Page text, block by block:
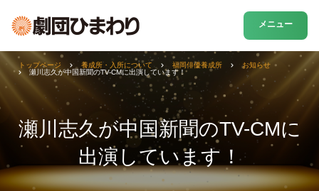
メニュー
瀬川志久が中国新聞のTV-CMに
出演しています！
トップページ 養成所・入所について 福岡俳優養成所
お知らせ
瀬川志久が中国新聞のTV-CMに出演しています！